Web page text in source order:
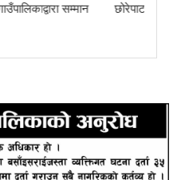
सम्मान छोरेपाटन मा.